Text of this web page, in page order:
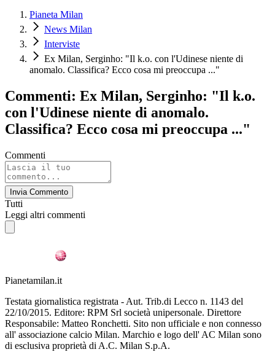
Pianeta Milan
News Milan
Interviste
Ex Milan, Serginho: "Il k.o. con l'Udinese niente di
anomalo. Classifica? Ecco cosa mi preoccupa ..."
Commenti: Ex Milan, Serginho: "Il k.o.
con l'Udinese niente di anomalo.
Classifica? Ecco cosa mi preoccupa ..."
Commenti
Invia Commento
Tutti
Leggi altri commenti
Pianetamilan.it
Testata giornalistica registrata - Aut. Trib.di Lecco n. 1143 del
22/10/2015. Editore: RPM Srl società unipersonale. Direttore
Responsabile: Matteo Ronchetti. Sito non ufficiale e non connesso
all' associazione calcio Milan. Marchio e logo dell' AC Milan sono
di esclusiva proprietà di A.C. Milan S.p.A.